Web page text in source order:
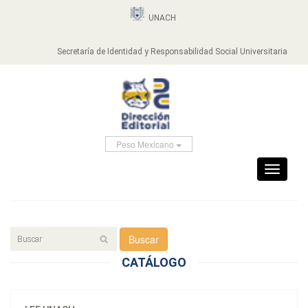
UNACH
Secretaría de Identidad y Responsabilidad Social Universitaria
Peso Mexicano
Toggle
Buscar
CATÁLOGO